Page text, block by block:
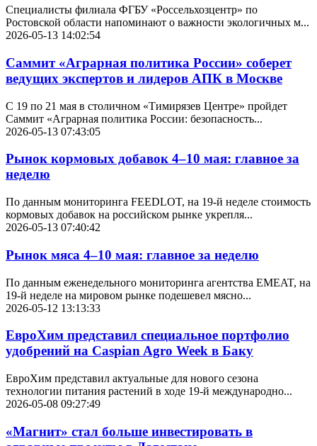
Специалисты филиала ФГБУ «Россельхозцентр» по
Ростовской области напоминают о важности экологичных м...
2026-05-13 14:02:54
Саммит «Аграрная политика России» соберет
ведущих экспертов и лидеров АПК в Москве
С 19 по 21 мая в столичном «Тимирязев Центре» пройдет
Саммит «Аграрная политика России: безопасность...
2026-05-13 07:43:05
Рынок кормовых добавок 4–10 мая: главное за
неделю
По данным мониторинга FEEDLOT, на 19-й неделе стоимость
кормовых добавок на российском рынке укрепля...
2026-05-13 07:40:42
Рынок мяса 4–10 мая: главное за неделю
По данным еженедельного мониторинга агентства EMEAT, на
19-й неделе на мировом рынке подешевел мясно...
2026-05-12 13:13:33
ЕвроХим представил специальное портфолио
удобрений на Caspian Agro Week в Баку
ЕвроХим представил актуальные для нового сезона
технологии питания растений в ходе 19-й международно...
2026-05-08 09:27:49
«Магнит» стал больше инвестировать в